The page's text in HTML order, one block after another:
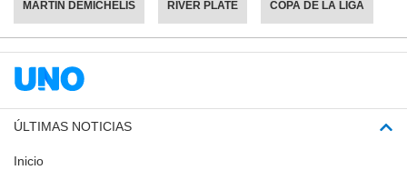
MARTÍN DEMICHELIS RIVER PLATE COPA DE LA LIGA
ÚLTIMAS NOTICIAS
Inicio